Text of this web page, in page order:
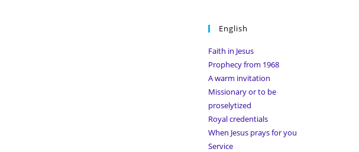
English
Faith in Jesus
Prophecy from 1968
A warm invitation
Missionary or to be
proselytized
Royal credentials
When Jesus prays for you
Service